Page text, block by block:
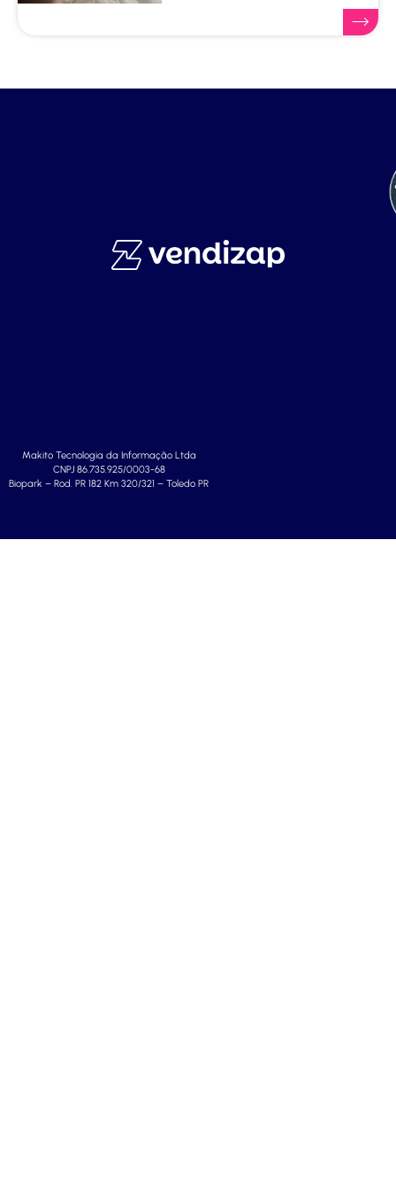
Makito Tecnologia da Informação Ltda
CNPJ 86.735.925/0003-68
Biopark – Rod. PR 182 Km 320/321 – Toledo PR